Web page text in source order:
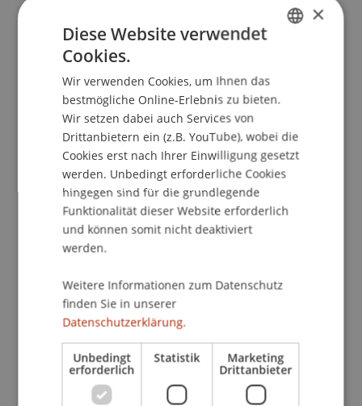
geänderten Bestimmungen über Konfiskation (§
19a StGB) und Verfall (§§ 20 ff StGB) in Kraft. Die
am 17. November 2009 ratifizierten
Strafrechtsübereinkommens über Korruption des
Europarates und des von GRECO am 21. Oktober
2011 vorgelegten Evaluationsberichts
erforderlich. Damit werden neue und zum Teil
sehr weitreichende Möglichkeiten des Zugriffs
auf Vermögenswerte des Täters, unter
Umständen aber auch Dritter eröffnet. Als
Beispiel kann dabei die nach der neuen
werden, ein von einem Geldwäscher bei der
Tatbegehung benutztes Fahrzeug zu konfiszieren.
Den Neuregelungen liegt die österreichische
Rechtslage als Vorbild zugrunde, wobei aber beim
Verfall Änderungen gegenüber diesem - in
×
Diese Website verwendet
Cookies.
Wir verwenden Cookies, um Ihnen das
bestmögliche Online-Erlebnis zu bieten.
Wir setzen dabei auch Services von
Drittanbietern ein (z.B. YouTube), wobei die
Cookies erst nach Ihrer Einwilligung gesetzt
werden. Unbedingt erforderliche Cookies
hingegen sind für die grundlegende
Funktionalität dieser Website erforderlich
und können somit nicht deaktiviert
werden.
Weitere Informationen zum Datenschutz
finden Sie in unserer
Datenschutzerklärung.
Unbedingt
erforderlich
Statistik Marketing
Drittanbieter